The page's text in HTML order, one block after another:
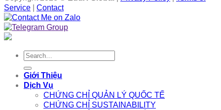
Service
Contact
Search
Giới Thiệu
Dịch Vụ
CHỨNG CHỈ QUẢN LÝ QUỐC TẾ
CHỨNG CHỈ SUSTAINABILITY